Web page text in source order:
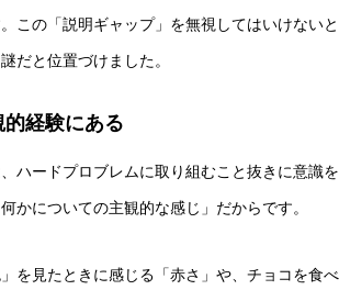
この「説明ギャップ」を無視してはいけない
だと位置づけました。
経験にある
ハードプロブレムに取り組むこと抜きに意識
かについての主観的な感じ」だからです。
を見たときに感じる「赤さ」や、チョコを食